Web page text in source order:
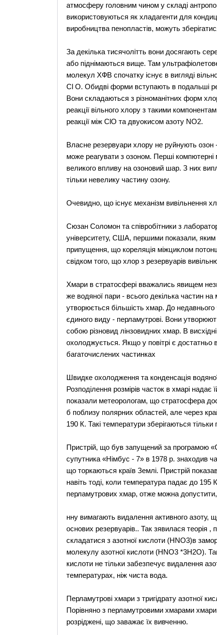
атмосферу головним чином у складі
використовуються як хладагенти для
виробництва пенопластів, можуть
За декілька тисячолітть вони досягають
або піднімаються вище. Там
молекул ХФВ спочатку існує в вигляді
Cl O. Обидві форми вступають в подальші
Вони складаються з різноманітних форм
реакції вільного хлору з такими
реакції між ClO та двуокисом азоту NO2.
Власне резервуари хлору не руйнують озон
може реагувати з озоном. Перші
великого впливу на озоновий шар. З них
тільки невелику частину озону.
Очевидно, що існує механізм вивільнення
Сюзан Соломон та співробітники з
університету, США, першими показали,
припущення, що кореляція міжциклом
свідком того, що хлор з резервуарів
Хмари в стратосфері вважались явищем
же водяної пари - всього декілька частин
утворюється більшість хмар. До
єдиного виду - перламутрові. Вони
собою різновид лінзовидних хмар. В
охолоджується. Якщо у повітрі є достатньо
багаточислених частинках
Швидке охолодження та конденсація
Розподілення розмірів часток в хмарі
показали метеорологам, що стратосфера
б поблизу полярних областей, але через
190 К. Такі температури зберігаються тільки
Пристрій, що був запущений за програмою
супутника «Німбус - 7» в 1978 р. знаходив
що торкаються країв Землі. Пристрій
навіть тоді, коли температура падає до 195
перламутрових хмар, отже можна
нну вимагають видалення активного азоту,
основих резервуарів.. Так зявилася теорія
складатися з азотної кислоти (HNO3)в
молекулу азотної кислоти (HNO3 *3H2O).
кислоти не тільки забезпечує видалення
температурах, ніж чиста вода.
Перламутрові хмари з тригідрату азотної
Порівняно з перламутровими хмарами хмари
розріджені, що заважає їх вивченню.